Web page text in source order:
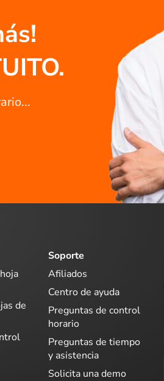
de
Soporte
Afiliados
Centro de ayuda
Preguntas de control
horario
Preguntas de tiempo
y asistencia
Solicita una demo